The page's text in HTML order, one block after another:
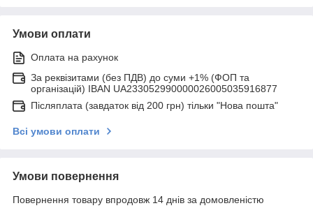
Умови оплати
Оплата на рахунок
За реквізитами (без ПДВ) до суми +1% (ФОП та
організацій) IBAN UA233052990000026005035916877
Післяплата (завдаток від 200 грн) тільки "Нова пошта"
Всі умови оплати
Умови повернення
Повернення товару впродовж 14 днів за домовленістю